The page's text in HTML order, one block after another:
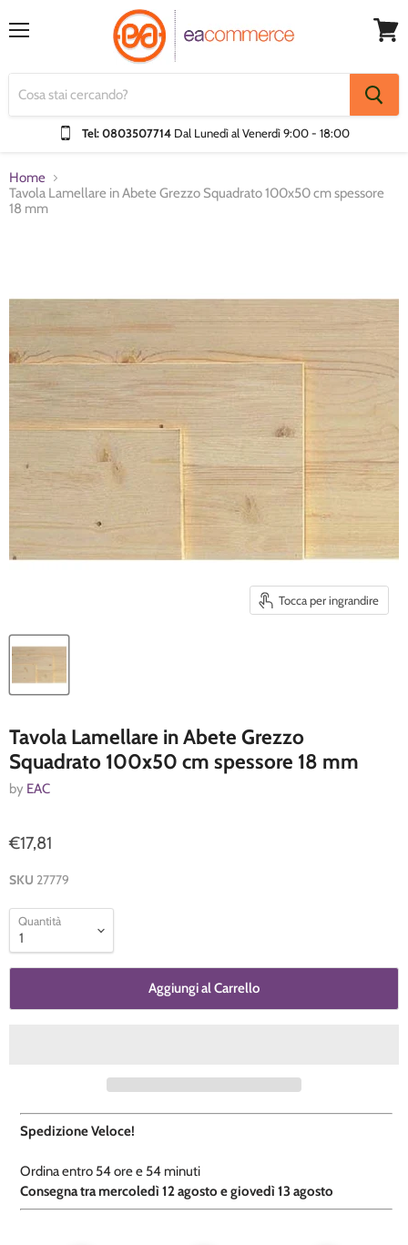
Tel: 0803507714 Dal Lunedì al Venerdì9:00 - 18:00
Home
Tavola Lamellare in Abete Grezzo Squadrato 100x50 cm spessore
18 mm
Tocca per ingrandire
Tavola Lamellare in Abete Grezzo
Squadrato 100x50 cm spessore 18 mm
by EAC
€17,81
SKU 27779
Quantità
Aggiungi al Carrello
Spedizione Veloce!
Ordina entro 54 ore e 54 minuti
​Consegna tra mercoledì 12 agosto e giovedì 13 agosto